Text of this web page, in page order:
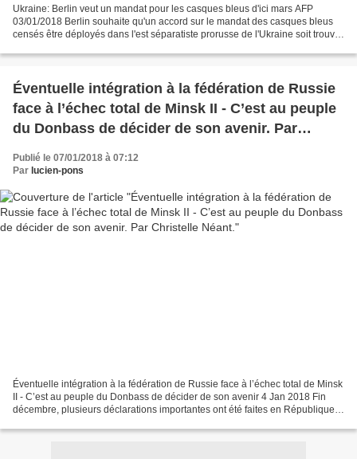
Ukraine: Berlin veut un mandat pour les casques bleus d'ici mars AFP
03/01/2018 Berlin souhaite qu'un accord sur le mandat des casques bleus
censés être déployés dans l'est séparatiste prorusse de l'Ukraine soit trouvé
Éventuelle intégration à la fédération de Russie
face à l’échec total de Minsk II - C’est au peuple
du Donbass de décider de son avenir. Par
Christelle Néant.
Publié le 07/01/2018 à 07:12
Par lucien-pons
Éventuelle intégration à la fédération de Russie face à l’échec total de Minsk
II - C’est au peuple du Donbass de décider de son avenir 4 Jan 2018 Fin
décembre, plusieurs déclarations importantes ont été faites en République